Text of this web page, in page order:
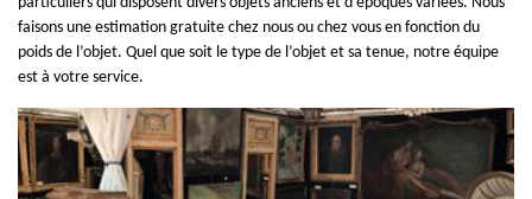
faisons une estimation gratuite chez nous ou chez vous en fonction du
poids de l’objet. Quel que soit le type de l’objet et sa tenue, notre équipe
est à votre service.